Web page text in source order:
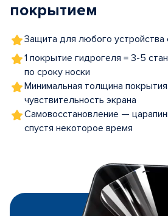
покрытием
Защита для любого устройства
1 покрытие гидрогеля = 3-5
по сроку носки
Минимальная толщина покрытия
чувствительность экрана
Самовосстановление —
спустя некоторое время